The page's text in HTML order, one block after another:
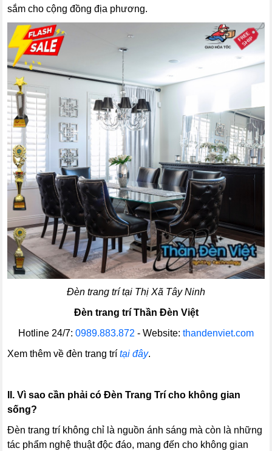
sắm cho cộng đồng địa phương.
Đèn trang trí tại Thị Xã Tây Ninh
Đèn trang trí Thần Đèn Việt
Hotline 24/7: 0989.883.872 - Website: thandenviet.com
Xem thêm về đèn trang trítại đây.
II. Vì sao cần phải có Đèn Trang Trí cho không gian
sống?
Đèn trang trí không chỉ là nguồn ánh sáng mà còn là những
tác phẩm nghệ thuật độc đáo, mang đến cho không gian